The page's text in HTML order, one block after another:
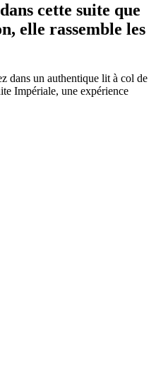
cette suite que
elle rassemble les
dans un authentique lit à col de
Impériale, une expérience